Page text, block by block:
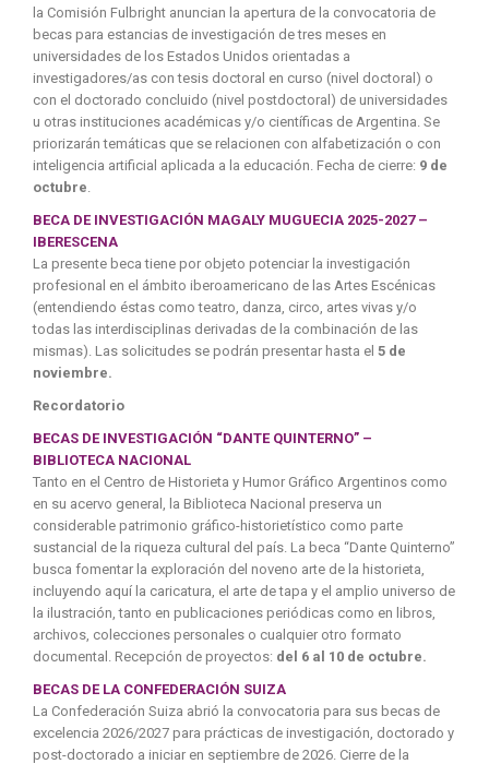
la Comisión Fulbright anuncian la apertura de la convocatoria de
becas para estancias de investigación de tres meses en
universidades de los Estados Unidos orientadas a
investigadores/as con tesis doctoral en curso (nivel doctoral) o
con el doctorado concluido (nivel postdoctoral) de universidades
u otras instituciones académicas y/o científicas de Argentina. Se
priorizarán temáticas que se relacionen con alfabetización o con
inteligencia artificial aplicada a la educación. Fecha de cierre: 9 de
octubre.
BECA DE INVESTIGACIÓN MAGALY MUGUECIA 2025-2027 –
IBERESCENA
La presente beca tiene por objeto potenciar la investigación
profesional en el ámbito iberoamericano de las Artes Escénicas
(entendiendo éstas como teatro, danza, circo, artes vivas y/o
todas las interdisciplinas derivadas de la combinación de las
mismas). Las solicitudes se podrán presentar hasta el 5 de
noviembre.
Recordatorio
BECAS DE INVESTIGACIÓN “DANTE QUINTERNO” –
BIBLIOTECA NACIONAL
Tanto en el Centro de Historieta y Humor Gráfico Argentinos como
en su acervo general, la Biblioteca Nacional preserva un
considerable patrimonio gráfico-historietístico como parte
sustancial de la riqueza cultural del país. La beca “Dante Quinterno”
busca fomentar la exploración del noveno arte de la historieta,
incluyendo aquí la caricatura, el arte de tapa y el amplio universo de
la ilustración, tanto en publicaciones periódicas como en libros,
archivos, colecciones personales o cualquier otro formato
documental. Recepción de proyectos: del 6 al 10 de octubre.
BECAS DE LA CONFEDERACIÓN SUIZA
La Confederación Suiza abrió la convocatoria para sus becas de
excelencia 2026/2027 para prácticas de investigación, doctorado y
post-doctorado a iniciar en septiembre de 2026. Cierre de la